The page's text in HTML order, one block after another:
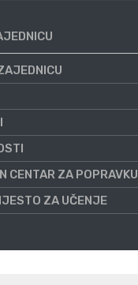
CENTAR ZA POPRAVKU
ZA UČENJE